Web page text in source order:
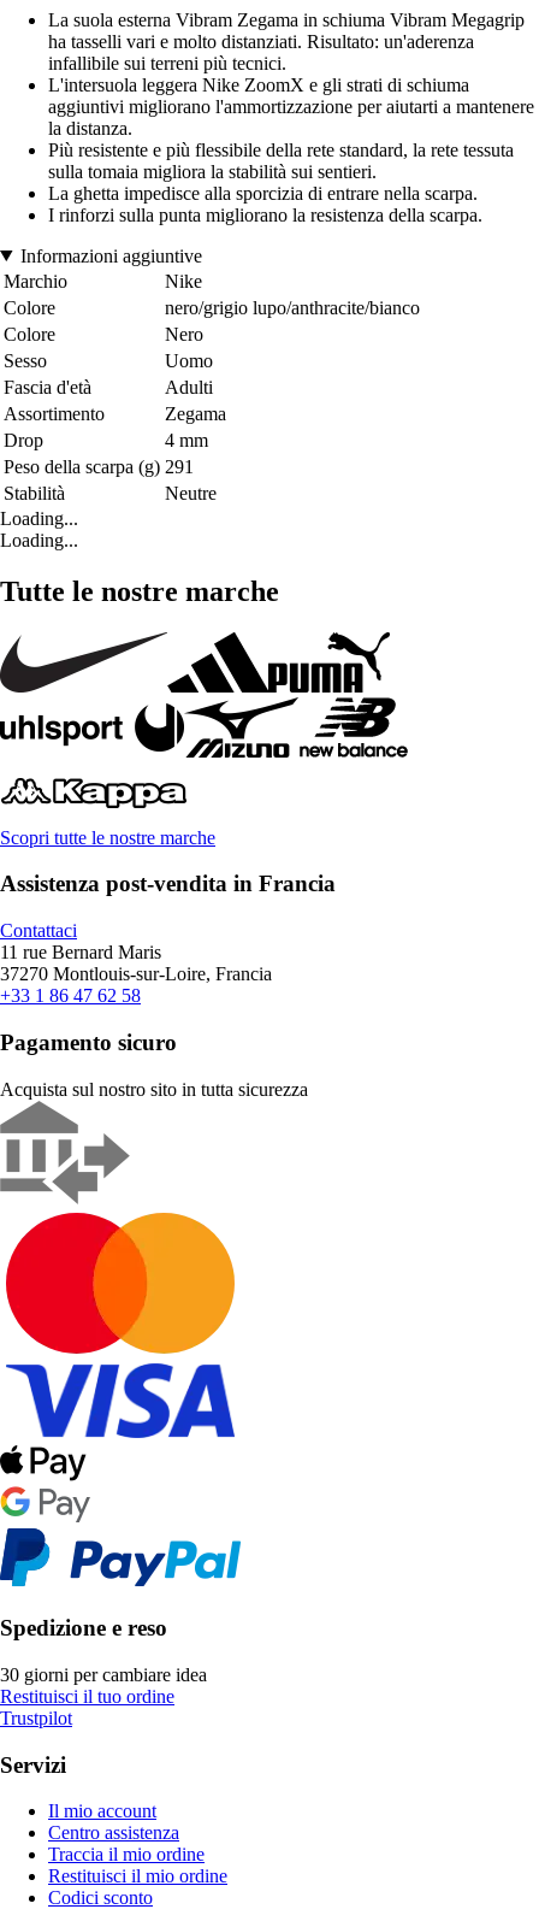
La suola esterna Vibram Zegama in schiuma Vibram Megagrip
ha tasselli vari e molto distanziati. Risultato: un'aderenza
infallibile sui terreni più tecnici.
L'intersuola leggera Nike ZoomX e gli strati di schiuma
aggiuntivi migliorano l'ammortizzazione per aiutarti a mantenere
la distanza.
Più resistente e più flessibile della rete standard, la rete tessuta
sulla tomaia migliora la stabilità sui sentieri.
La ghetta impedisce alla sporcizia di entrare nella scarpa.
I rinforzi sulla punta migliorano la resistenza della scarpa.
Informazioni aggiuntive
Marchio
Nike
Colore
nero/grigio lupo/anthracite/bianco
Colore
Nero
Sesso
Uomo
Fascia d'età
Adulti
Assortimento
Zegama
Drop
4 mm
Peso della scarpa (g) 291
Stabilità
Neutre
Loading...
Loading...
Tutte le nostre marche
Scopri tutte le nostre marche
Assistenza post-vendita in Francia
Contattaci
11 rue Bernard Maris
37270 Montlouis-sur-Loire, Francia
+33 1 86 47 62 58
Pagamento sicuro
Acquista sul nostro sito in tutta sicurezza
Spedizione e reso
30 giorni per cambiare idea
Restituisci il tuo ordine
Trustpilot
Servizi
Il mio account
Centro assistenza
Traccia il mio ordine
Restituisci il mio ordine
Codici sconto